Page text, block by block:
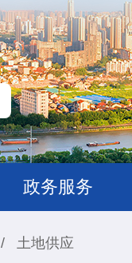
政务服务
/ 土地供应